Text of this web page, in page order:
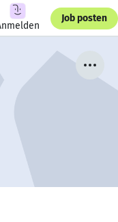
Job posten